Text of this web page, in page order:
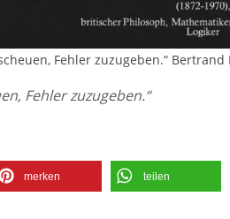
Fehler zuzugeben.“ Bertrand
Fehler zuzugeben.“
merken teilen